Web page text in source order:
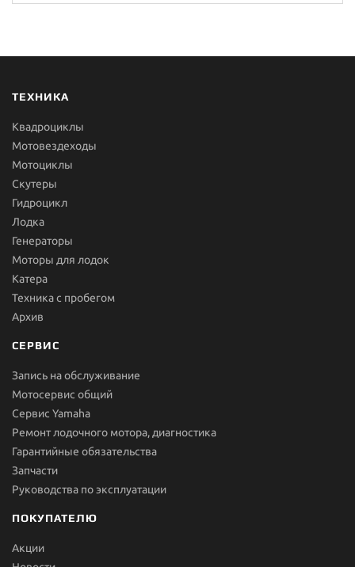
ТЕХНИКА
Квадроциклы
Мотовездеходы
Мотоциклы
Скутеры
Гидроцикл
Лодка
Генераторы
Моторы для лодок
Катера
Техника с пробегом
Архив
СЕРВИС
Запись на обслуживание
Мотосервис общий
Сервис Yamaha
Ремонт лодочного мотора, диагностика
Гарантийные обязательства
Запчасти
Руководства по эксплуатации
ПОКУПАТЕЛЮ
Акции